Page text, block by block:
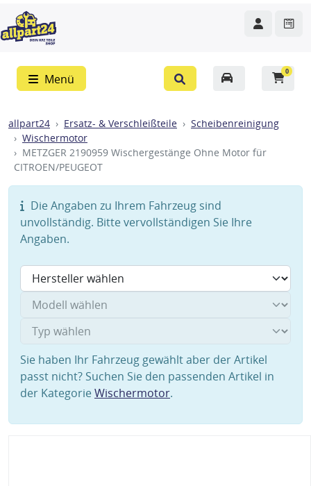
Menü
0
allpart24 Ersatz- & Verschleißteile
Scheibenreinigung
Wischermotor
METZGER 2190959 Wischergestänge Ohne Motor für
CITROEN/PEUGEOT
Die Angaben zu Ihrem Fahrzeug sind
unvollständig. Bitte vervollständigen Sie Ihre
Angaben.
Sie haben Ihr Fahrzeug gewählt aber der Artikel
passt nicht? Suchen Sie den passenden Artikel in
der KategorieWischermotor.